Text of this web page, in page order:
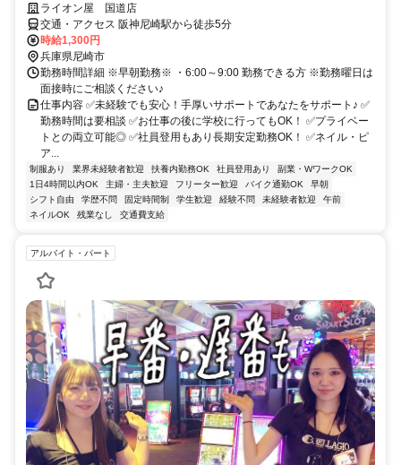
ライオン屋 国道店
交通・アクセス 阪神尼崎駅から徒歩5分
時給1,300円
兵庫県尼崎市
勤務時間詳細 ※早朝勤務※ ・6:00～9:00 勤務できる方 ※勤務曜日は
面接時にご相談ください♪
仕事内容 ✅未経験でも安心！手厚いサポートであなたをサポート♪ ✅
勤務時間は要相談 ✅お仕事の後に学校に行ってもOK！ ✅プライベー
トとの両立可能◎ ✅社員登用もあり長期安定勤務OK！ ✅ネイル・ピ
ア...
制服あり 業界未経験者歓迎 扶養内勤務OK 社員登用あり
副業・WワークOK
1日4時間以内OK
主婦・主夫歓迎 フリーター歓迎 バイク通勤OK
早朝
シフト自由
学歴不問 固定時間制 学生歓迎 経験不問 未経験者歓迎
午前
ネイルOK
残業なし 交通費支給
アルバイト・パート